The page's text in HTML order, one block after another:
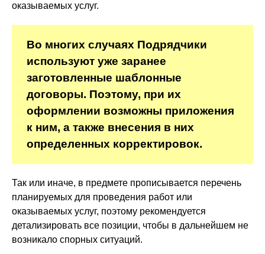
оказываемых услуг.
Во многих случаях Подрядчики
используют уже заранее
заготовленные шаблонные
договоры. Поэтому, при их
оформлении возможны приложения
к ним, а также внесения в них
определенных корректировок.
Так или иначе, в предмете прописывается перечень
планируемых для проведения работ или
оказываемых услуг, поэтому рекомендуется
детализировать все позиции, чтобы в дальнейшем не
возникало спорных ситуаций.